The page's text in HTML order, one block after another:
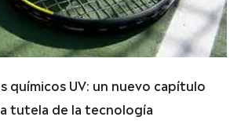
químicos UV: un nuevo capítulo
tutela de la tecnología